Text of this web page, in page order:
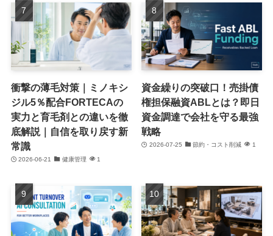
衝撃の薄毛対策｜ミノキシ
ジル5％配合FORTECAの
実力と育毛剤との違いを徹
底解説｜自信を取り戻す新
常識
2026-06-21 健康管理 1
資金繰りの突破口！売掛債
権担保融資ABLとは？即日
資金調達で会社を守る最強
戦略
2026-07-25 節約・コスト削減 1